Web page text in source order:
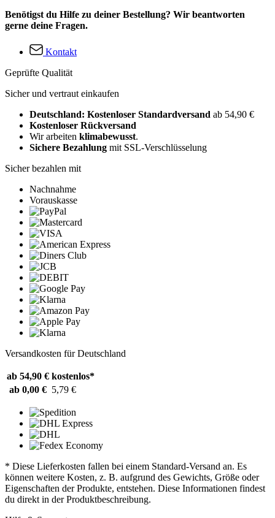
Benötigst du Hilfe zu deiner Bestellung? Wir beantworten
gerne deine Fragen.
Kontakt
Geprüfte Qualität
Sicher und vertraut einkaufen
Deutschland: Kostenloser Standardversand ab 54,90 €
Kostenloser Rückversand
Wir arbeiten klimabewusst.
Sichere Bezahlung mit SSL-Verschlüsselung
Sicher bezahlen mit
Nachnahme
Vorauskasse
Versandkosten für Deutschland
ab 54,90 € kostenlos*
ab 0,00 € 5,79 €
* Diese Lieferkosten fallen bei einem Standard-Versand an. Es
können weitere Kosten, z. B. aufgrund des Gewichts, Größe oder
Eigenschaften der Produkte, entstehen. Diese Informationen findest
du direkt in der Produktbeschreibung.